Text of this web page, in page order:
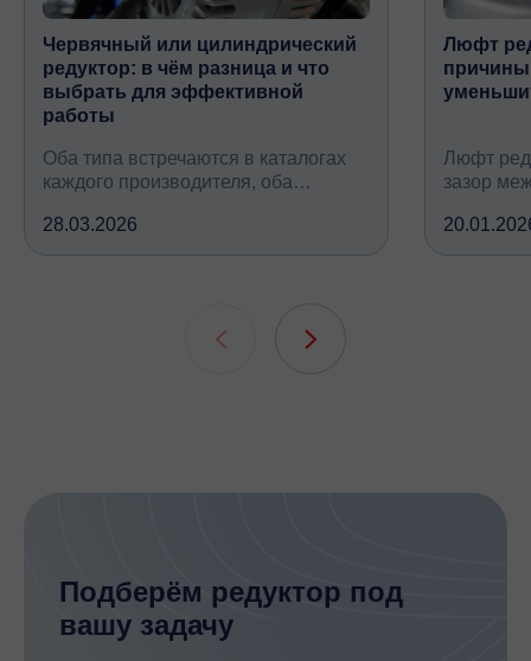
Червячный или цилиндрический
редуктор: в чём разница и что
выбрать для эффективной
работы
Оба типа встречаются в каталогах
каждого производителя, оба
крутящий момент, но устроены
принципиально по-разному, при
28.03.2026
Люфт
Люфт
зазор
всех
Подберём редуктор под
вашу задачу